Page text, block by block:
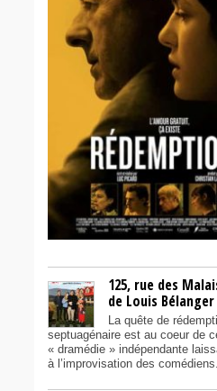
125, rue des
de Louis Bélanger
La quête de
septuagénaire est au coeur de
« dramédie » indépendante
à l’improvisation des comédiens.